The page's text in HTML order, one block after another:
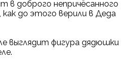
в доброго непричёсанного
до этого верили в Деда
выглядит фигура дядюшки